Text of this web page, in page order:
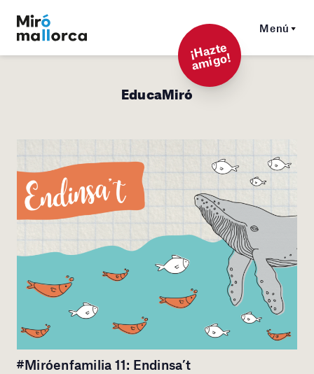
Menú
¡
Hazt
e
a
mi
g
o!
EducaMiró
#Miróenfamilia 11: Endinsa’t